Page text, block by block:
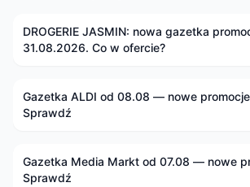
DROGERIE JASMIN: nowa gazetka
31.08.2026. Co w ofercie?
Gazetka ALDI od 08.08 — nowe
Sprawdź
Gazetka Media Markt od 07.08 — nowe
Sprawdź